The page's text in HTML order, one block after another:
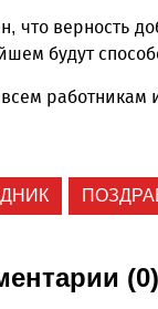
что верность
будут
работникам
(0)